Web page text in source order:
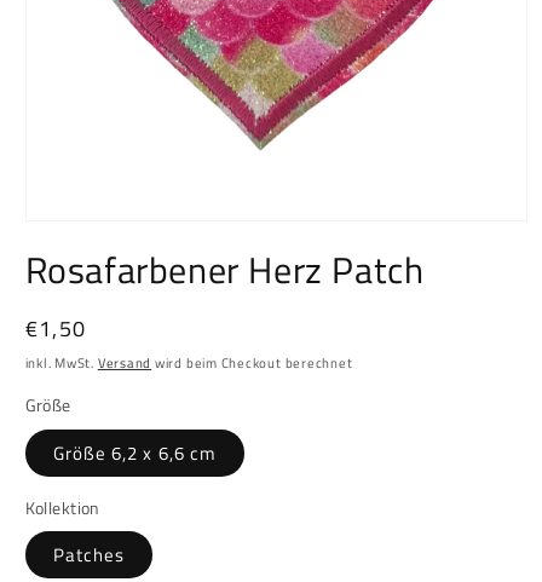
in
Modal
Rosafarbener Herz Patch
Normaler
Preis
€1,50
inkl. MwSt. Versand wird beim Checkout berechnet
Größe
Größe 6,2 x 6,6 cm
Kollektion
Patches